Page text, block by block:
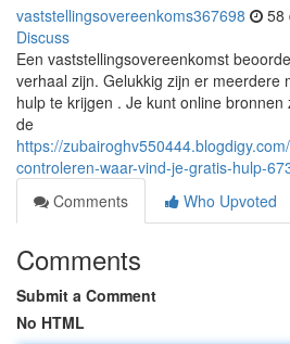
vaststellingsovereenkoms367698 58
Discuss
Een vaststellingsovereenkomst
verhaal zijn. Gelukkig zijn er meerdere
hulp te krijgen . Je kunt online
de
https://
controleren-waar-vind-je-gratis-hulp-
Comments
Who Upvoted
Comments
Submit a Comment
No HTML